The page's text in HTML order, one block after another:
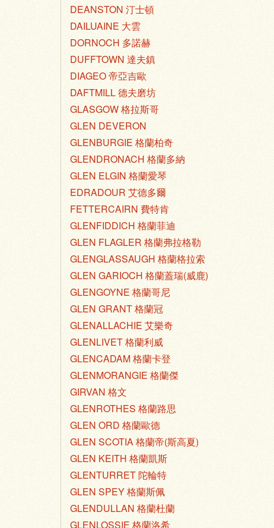
DEANSTON 汀士頓
DAILUAINE 大雲
DORNOCH 多諾赫
DUFFTOWN 達夫鎮
DIAGEO 帝亞吉歐
DAFTMILL 德夫磨坊
GLASGOW 格拉斯哥
GLEN DEVERON
GLENBURGIE 格蘭柏奇
GLENDRONACH 格蘭多納
GLEN ELGIN 格蘭愛琴
EDRADOUR 艾德多爾
FETTERCAIRN 費特肯
GLENFIDDICH 格蘭菲迪
GLEN FLAGLER 格蘭弗拉格勒
GLENGLASSAUGH 格蘭格拉索
GLEN GARIOCH 格蘭蓋瑞(威鹿)
GLENGOYNE 格蘭哥尼
GLEN GRANT 格蘭冠
GLENALLACHIE 艾樂奇
GLENLIVET 格蘭利威
GLENCADAM 格蘭卡登
GLENMORANGIE 格蘭傑
GIRVAN 格文
GLENROTHES 格蘭路思
GLEN ORD 格蘭歐德
GLEN SCOTIA 格蘭帝(斯高夏)
GLEN KEITH 格蘭凱斯
GLENTURRET 陀輪特
GLEN SPEY 格蘭斯佩
GLENDULLAN 格蘭杜蘭
GLENLOSSIE 格蘭洛希